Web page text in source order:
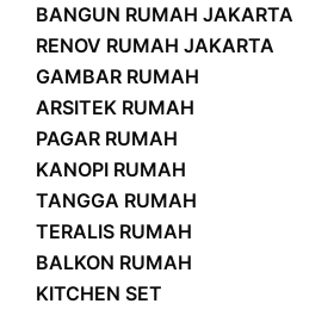
BANGUN RUMAH JAKARTA
RENOV RUMAH JAKARTA
GAMBAR RUMAH
ARSITEK RUMAH
PAGAR RUMAH
KANOPI RUMAH
TANGGA RUMAH
TERALIS RUMAH
BALKON RUMAH
KITCHEN SET